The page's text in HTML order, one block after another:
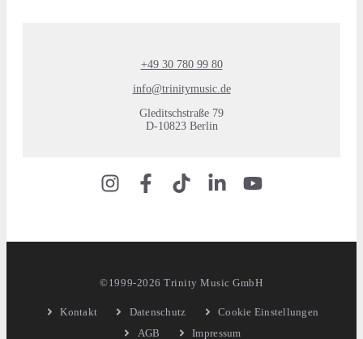
+49 30 780 99 80
info@trinitymusic.de
Gleditschstraße 79
D-10823 Berlin
©1999-2026 Trinity Music GmbH
Kontakt Datenschutz
Cookie Einstellungen
AGB
Impressum